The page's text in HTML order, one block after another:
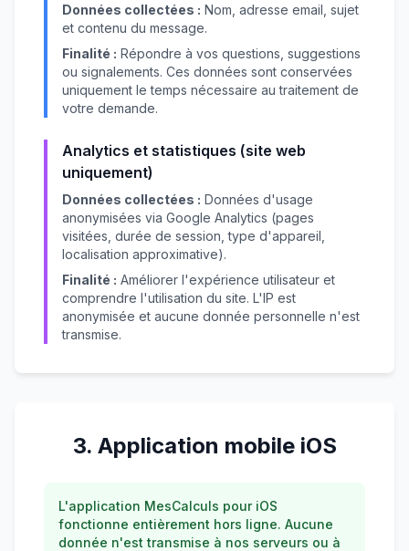
Données collectées : Nom, adresse email, sujet
et contenu du message.
Finalité : Répondre à vos questions, suggestions
ou signalements. Ces données sont conservées
uniquement le temps nécessaire au traitement de
votre demande.
Analytics et statistiques (site web
uniquement)
Données collectées : Données d'usage
anonymisées via Google Analytics (pages
visitées, durée de session, type d'appareil,
localisation approximative).
Finalité : Améliorer l'expérience utilisateur et
comprendre l'utilisation du site. L'IP est
anonymisée et aucune donnée personnelle n'est
transmise.
3. Application mobile iOS
L'application MesCalculs pour iOS
fonctionne entièrement hors ligne. Aucune
donnée n'est transmise à nos serveurs ou à